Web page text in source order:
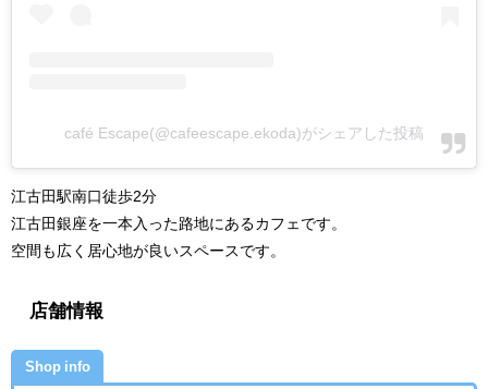
café Escape(@cafeescape.ekoda)がシェアした投稿
江古田駅南口徒歩2分
江古田銀座を一本入った路地にあるカフェです。
空間も広く居心地が良いスペースです。
店舗情報
Shop info